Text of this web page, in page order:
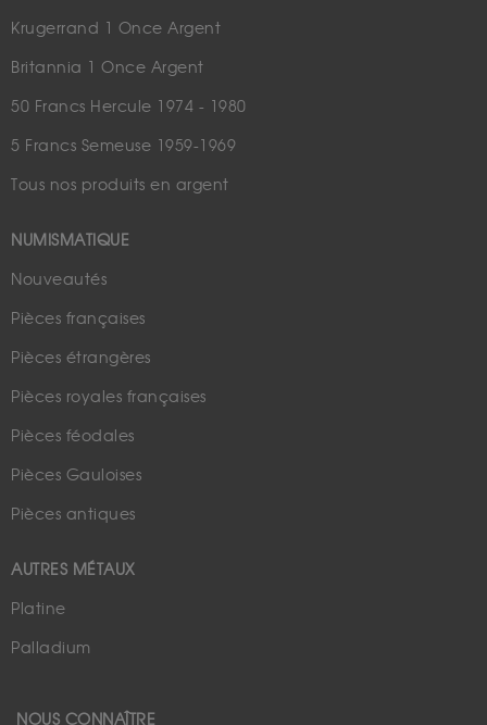
Krugerrand 1 Once Argent
Britannia 1 Once Argent
50 Francs Hercule 1974 - 1980
5 Francs Semeuse 1959-1969
Tous nos produits en argent
NUMISMATIQUE
Nouveautés
Pièces françaises
Pièces étrangères
Pièces royales françaises
Pièces féodales
Pièces Gauloises
Pièces antiques
AUTRES MÉTAUX
Platine
Palladium
NOUS CONNAÎTRE